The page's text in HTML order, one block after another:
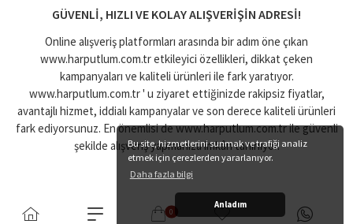
Bu site, hizmetlerini sunmak ve trafiği analiz
etmek için çerezlerden yararlanıyor.
Daha fazla bilgi
Anladım
GÜVENLI, HIZLI VE KOLAY ALIŞVERIŞIN ADRESI!
Online alışveriş platformları arasında bir adım öne çıkan
www.harputlum.com.tr etkileyici özellikleri, dikkat çeken
kampanyaları ve kaliteli ürünleri ile fark yaratıyor.
www.harputlum.com.tr ' u ziyaret ettiğinizde rakipsiz fiyatlar,
avantajlı hizmet, iddialı kampanyalar ve son derece kaliteli ürünleri
fark ediyorsunuz. En önemlisi de www.harputlum.com.tr ile güvenli
şekilde alışveriş yapmanıza imkân tanınıyor.
0